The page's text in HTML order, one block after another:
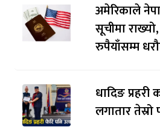
अमेरिकाले
सूचीमा
रुपैयाँसम्म
धादिङ प्रहरी
लगातार